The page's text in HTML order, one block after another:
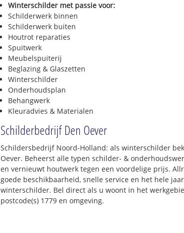
Winterschilder met passie voor:
Schilderwerk binnen
Schilderwerk buiten
Houtrot reparaties
Spuitwerk
Meubelspuiterij
Beglazing & Glaszetten
Winterschilder
Onderhoudsplan
Behangwerk
Kleuradvies & Materialen
Schilderbedrijf Den Oever
Schildersbedrijf Noord-Holland: als winterschilder
Oever. Beheerst alle typen schilder- &
en vernieuwt houtwerk tegen een voordelige prijs.
goede beschikbaarheid, snelle service en het hele
winterschilder. Bel direct als u woont in het
postcode(s) 1779 en omgeving.